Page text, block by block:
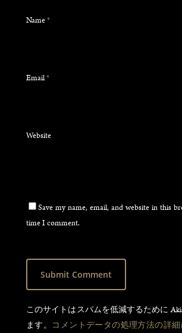
Name*
Email*
Website
Save my name, email, and website in this
time I comment.
このサイトはスパムを低減するために
ます。 コメントデータの処理方法の詳